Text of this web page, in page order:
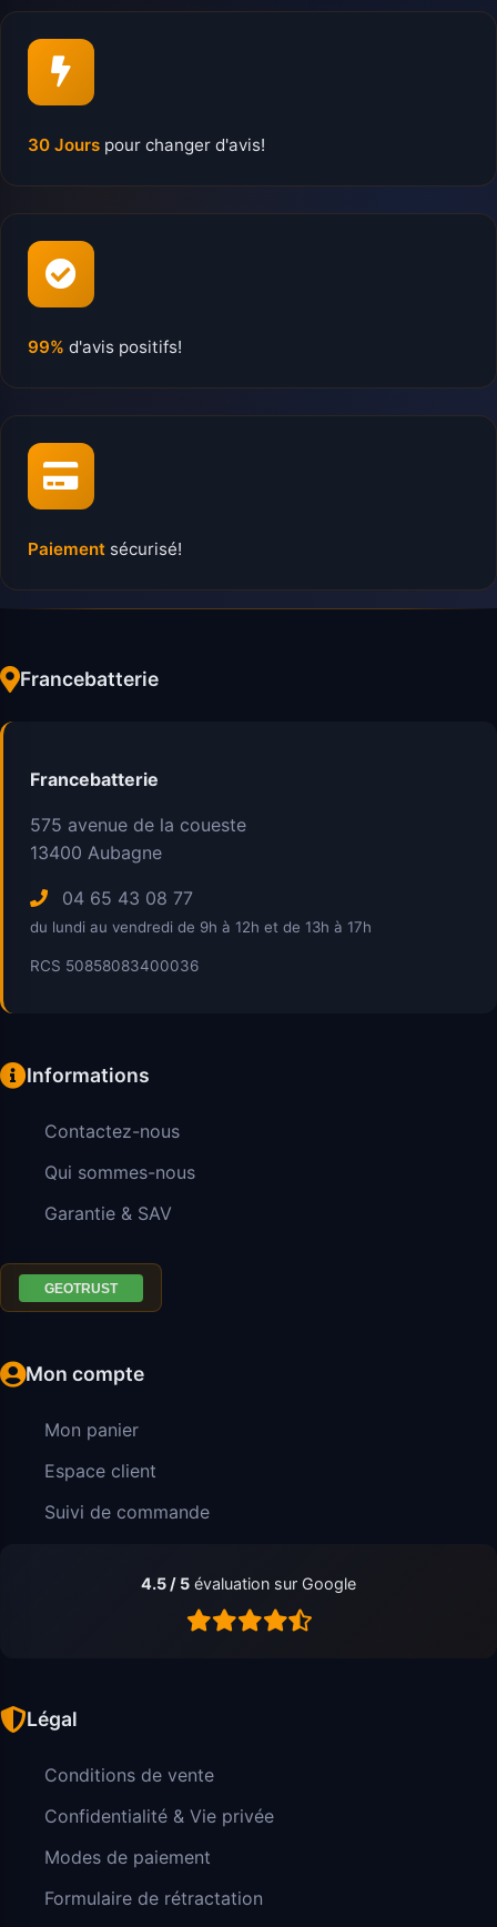
30 Jours pour changer d'avis!
99% d'avis positifs!
Paiement sécurisé!
Francebatterie
Francebatterie
575 avenue de la coueste
13400 Aubagne
04 65 43 08 77
du lundi au vendredi de 9h à 12h et de 13h à 17h
RCS 50858083400036
Informations
Contactez-nous
Qui sommes-nous
Garantie & SAV
Mon compte
Mon panier
Espace client
Suivi de commande
4.5 / 5 évaluation sur Google
Légal
Conditions de vente
Confidentialité & Vie privée
Modes de paiement
Formulaire de rétractation